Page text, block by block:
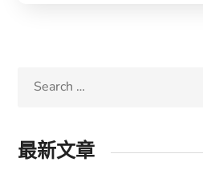
最新文章